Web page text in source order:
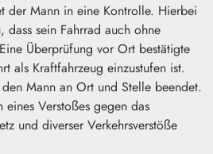
der Mann in eine Kontrolle. Hierbei
dass sein Fahrrad auch ohne
Überprüfung vor Ort bestätigte
als Kraftfahrzeug einzustufen ist.
Mann an Ort und Stelle beendet.
eines Verstoßes gegen das
und diverser Verkehrsverstöße